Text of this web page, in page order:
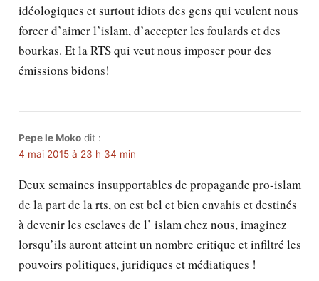
idéologiques et surtout idiots des gens qui veulent nous
forcer d’aimer l’islam, d’accepter les foulards et des
bourkas. Et la RTS qui veut nous imposer pour des
émissions bidons!
Pepe le Moko dit :
4 mai 2015 à 23 h 34 min
Deux semaines insupportables de propagande pro-islam
de la part de la rts, on est bel et bien envahis et destinés
à devenir les esclaves de l’ islam chez nous, imaginez
lorsqu’ils auront atteint un nombre critique et infiltré les
pouvoirs politiques, juridiques et médiatiques !